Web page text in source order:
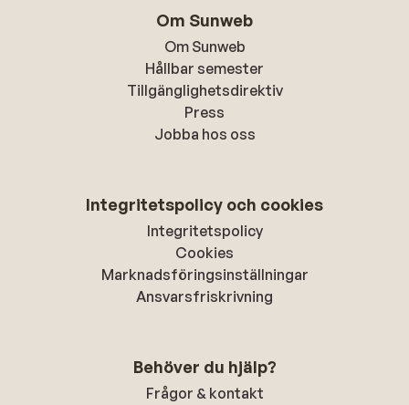
Om Sunweb
Om Sunweb
Hållbar semester
Tillgänglighetsdirektiv
Press
Jobba hos oss
Integritetspolicy och cookies
Integritetspolicy
Cookies
Marknadsföringsinställningar
Ansvarsfriskrivning
Behöver du hjälp?
Frågor & kontakt